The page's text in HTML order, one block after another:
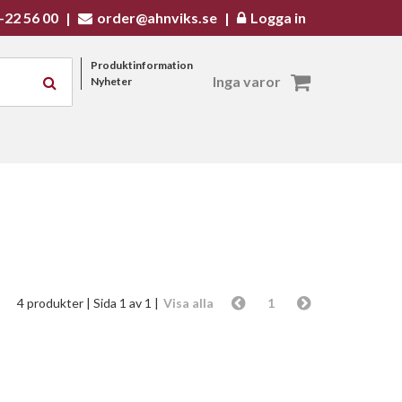
1
Visa alla
4 produkter | Sida 1 av 1 |
56 00 | order@ahnviks.se | Logga in
Produktinformation
Nyheter
Inga varor